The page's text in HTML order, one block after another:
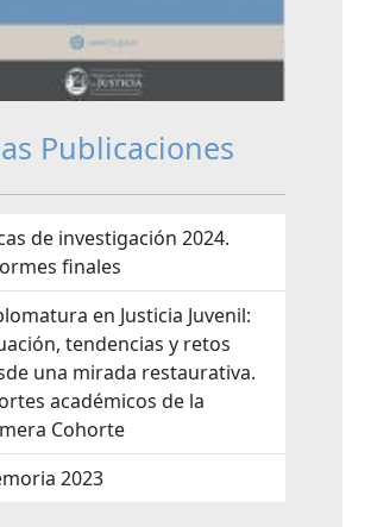
Publicaciones
de investigación 2024.
finales
en Justicia Juvenil:
tendencias y retos
una mirada restaurativa.
académicos de la
Cohorte
2023